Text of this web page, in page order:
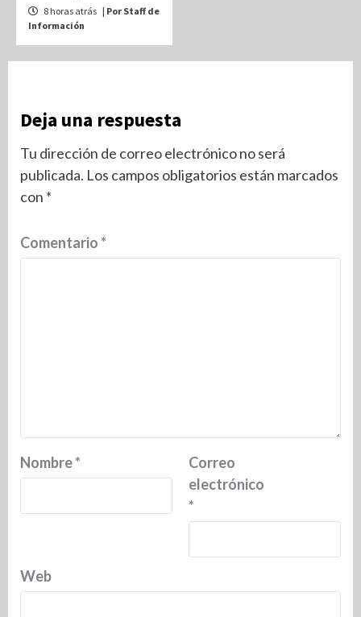
8 horas atrás | Por Staff de
Información
Deja una respuesta
Tu dirección de correo electrónico no será
publicada. Los campos obligatorios están marcados
con *
Comentario*
Nombre*
Correo
electrónico
*
Web